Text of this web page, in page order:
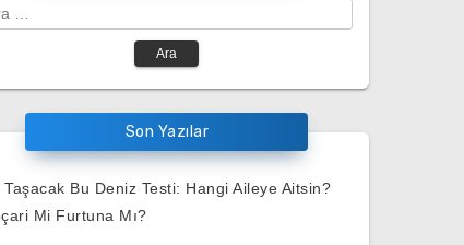
Son Yazılar
Taşacak Bu Deniz Testi: Hangi Aileye Aitsin?
Mi Furtuna Mı?